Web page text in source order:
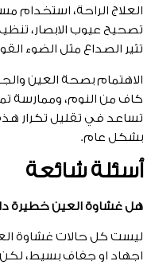
العلاج الراحة، استخدام
تصحيح عيوب الابصار،
تثير الصداع مثل الضوء
الاهتمام بصحة العين
كاف من النوم، وممارسة
تساعد في تقليل تكرار
بشكل عام.
أسئلة شائعة
هل غشاوة العين خطيرة
ليست كل حالات غشاوة
اجهاد او جفاف بسيط،